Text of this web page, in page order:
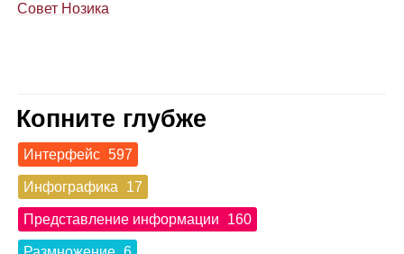
Совет Нозика
Копните глубже
Интерфейс 597
Инфографика 17
Представление информации 160